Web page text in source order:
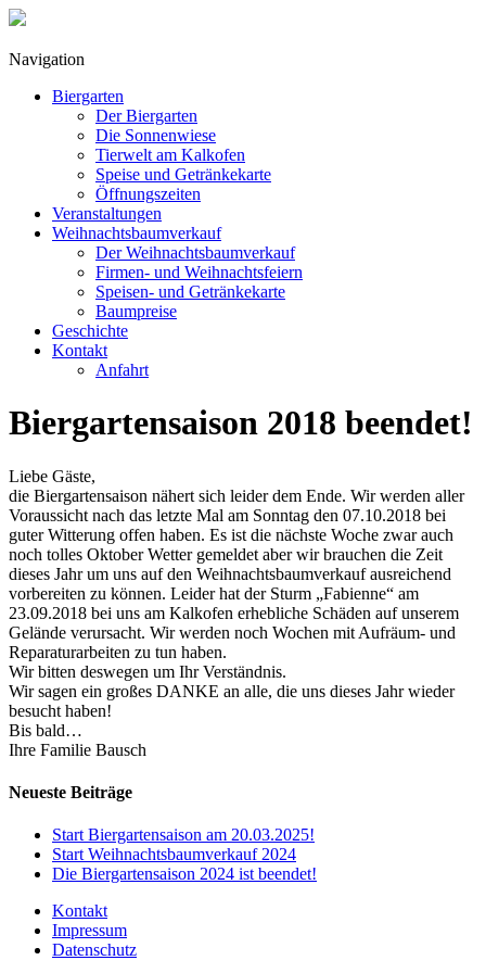
Navigation
Biergarten
Der Biergarten
Die Sonnenwiese
Tierwelt am Kalkofen
Speise und Getränkekarte
Öffnungszeiten
Veranstaltungen
Weihnachtsbaumverkauf
Der Weihnachtsbaumverkauf
Firmen- und Weihnachtsfeiern
Speisen- und Getränkekarte
Baumpreise
Geschichte
Kontakt
Anfahrt
Biergartensaison 2018 beendet!
Liebe Gäste,
die Biergartensaison nähert sich leider dem Ende. Wir werden aller
Voraussicht nach das letzte Mal am Sonntag den 07.10.2018 bei
guter Witterung offen haben. Es ist die nächste Woche zwar auch
noch tolles Oktober Wetter gemeldet aber wir brauchen die Zeit
dieses Jahr um uns auf den Weihnachtsbaumverkauf ausreichend
vorbereiten zu können. Leider hat der Sturm „Fabienne“ am
23.09.2018 bei uns am Kalkofen erhebliche Schäden auf unserem
Gelände verursacht. Wir werden noch Wochen mit Aufräum- und
Reparaturarbeiten zu tun haben.
Wir bitten deswegen um Ihr Verständnis.
Wir sagen ein großes DANKE an alle, die uns dieses Jahr wieder
besucht haben!
Bis bald…
Ihre Familie Bausch
Neueste Beiträge
Start Biergartensaison am 20.03.2025!
Start Weihnachtsbaumverkauf 2024
Die Biergartensaison 2024 ist beendet!
Kontakt
Impressum
Datenschutz